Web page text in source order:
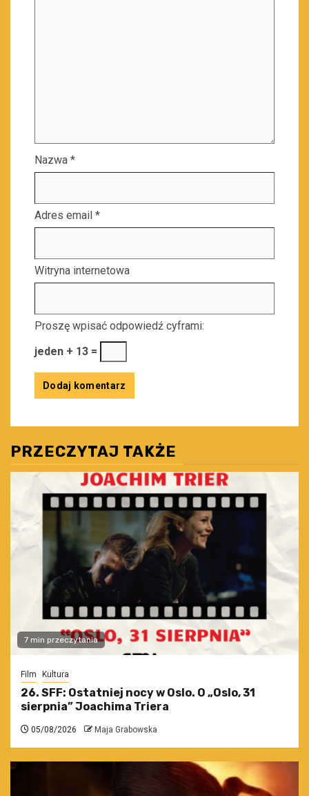
Nazwa *
Adres email *
Witryna internetowa
Proszę wpisać odpowiedź cyframi:
jeden + 13 =
PRZECZYTAJ TAKŻE
7 min przeczytania
Film Kultura
26. SFF: Ostatniej nocy w Oslo. O „Oslo, 31
sierpnia” Joachima Triera
05/08/2026 Maja Grabowska